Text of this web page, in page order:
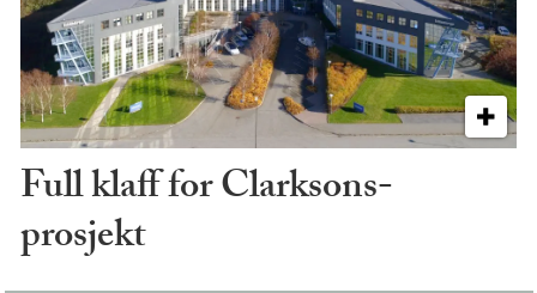
Full klaff for Clarksons-
prosjekt